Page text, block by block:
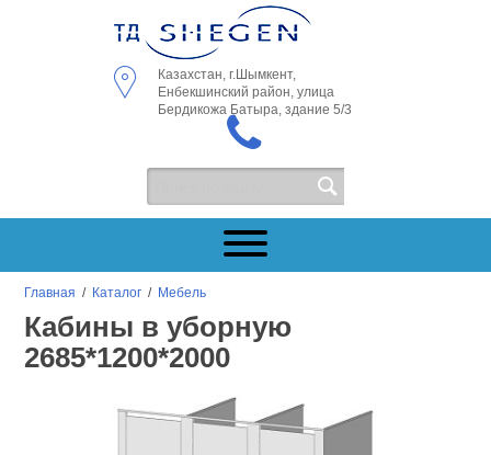
Казахстан, г.Шымкент,
Енбекшинский район, улица
Бердикожа Батыра, здание 5/3
Главная / Каталог / Мебель
Кабины в уборную
2685*1200*2000